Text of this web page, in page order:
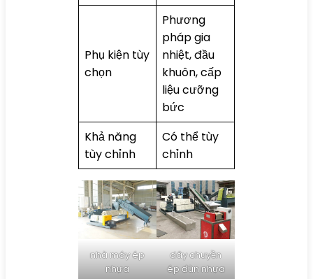
Phụ kiện tùy
chọn
Phương
pháp gia
nhiệt, đầu
khuôn, cấp
liệu cưỡng
bức
Khả năng
tùy chỉnh
Có thể tùy
chỉnh
nhà máy ép
nhựa
dây chuyền
ép đùn nhựa